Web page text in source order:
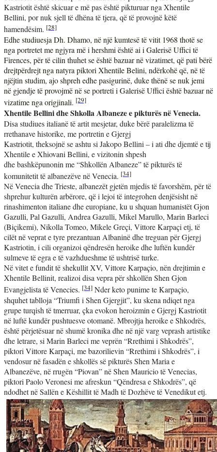
Kastriotit është skicuar e më pas është pikturuar nga Xhentile
Bellini, por nuk sjell të dhëna të tjera, që të provojnë këtë
hamendësim. [28]
Edhe studiuesja Dh. Dhamo, në një kumtesë të vitit 1968 thotë se
nga portretet me ngjyra më i hershmi është ai i Galerisë Uffici të
Firences, për të cilin thuhet se është bazuar në vizatimet, që pati bërë
drejtpërdrejt nga natyra piktori Xhentile Belini, ndërkohë që, në të
njëjtin studim, ajo shpreh edhe pasigurinë, duke thënë se nuk jemi
në gjendje të provojmë në se portreti i Galerisë Uffici është bazuar në
vizatime nga origjinali. [29]
Xhentile Bellini dhe Shkolla Albaneze e pikturës në Venecia.
Disa studiues italianë të artit mesjetar, duke bërë paralelizma të
rrethanave historike, me portretin e Gjergj
Kastriotit, theksojnë se ashtu si Jakopo Bellini – i ati dhe djemtë e tij
Xhentile e Xhiovani Bellini, e vizitonin shpesh
dhe bashkëpunonin me “Shkollën Albaneze” të pikturës të
komunitetit të albanezëve në Venecia. [34]
Në Venecia dhe Trieste, albanezët gjetën mjedis të favorshëm, për të
shprehur kulturën arbërore, që i lejoi të integrohen denjësisht në
rinashimenton italiane dhe europiane, ku u shquan humanistët Gjon
Gazulli, Pal Gazulli, Andrea Gazulli, Mikel Marullo, Marin Barleci
(Biçikemi), Nikolla Tomeo, Mikele Greçi, Vittore Karpaçi etj, të
cilët në veprat e tyre prezantuan Albaninë dhe treguan për Gjergj
Kastriotin, i cili organizoi qëndresën heroike dhe luftën kundër
sulmeve të egra e të vazhdueshme të ushtrisë turke.
Në vitet e fundit të shekullit XV, Vittore Karpaçio, nën drejtimin e
Xhentile Bellinit, realizoi disa vepra për shkollën Shen Gjon
Evangjelista të Venecies. [34] Nder keto punime te Karpaçio,
shquhet tablloja “Triumfi i Shen Gjergjit”, ku skena ndiqet nga
grupe turqish të tmerruar, çka evokon heroizmin e Gjergj Kastriotit
në luftë kundër pushtuesve otomanë. Mbrojtja heroike e Shkodrës,
është përjetësuar në shumë kronika dhe në një varg veprash artistike
dhe letrare, si Marin Barleci me veprën “Rrethimi i Shkodrës”,
piktori Vittore Karpaçi, me bazorilievin “Rrethimi i Shkodrës”, i
vendosur në fasadën e shkollës së pikturës Shen Maria e
Albanezëve, në rrugën “Piovan” në Shen Mauricio të Venecias,
piktori Paolo Veronesi me afreskun “Qëndresa e Shkodrës”, që
ndodhet në Sallën e Këshillit të Madh të Dozhëve të Venedikut etj.